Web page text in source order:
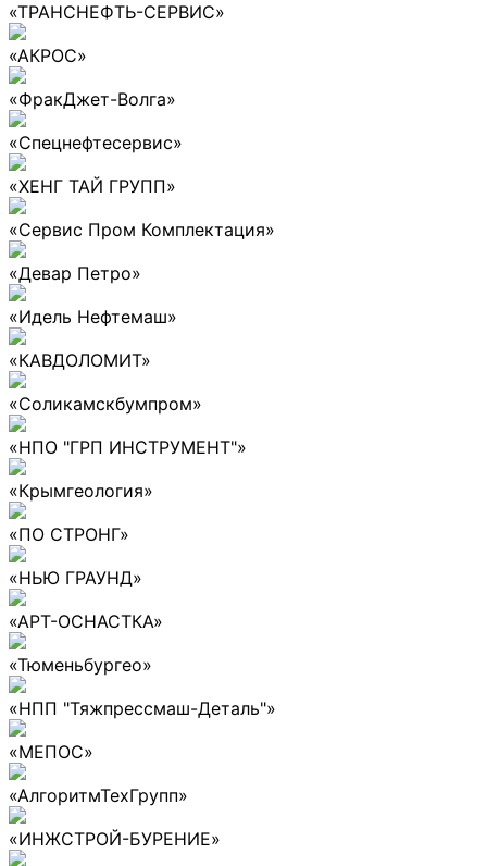
«ТРАНСНЕФТЬ-СЕРВИС»
«АКРОС»
«ФракДжет-Волга»
«Спецнефтесервис»
«ХЕНГ ТАЙ ГРУПП»
«Сервис Пром Комплектация»
«Девар Петро»
«Идель Нефтемаш»
«КАВДОЛОМИТ»
«Соликамскбумпром»
«НПО "ГРП ИНСТРУМЕНТ"»
«Крымгеология»
«ПО СТРОНГ»
«НЬЮ ГРАУНД»
«АРТ-ОСНАСТКА»
«Тюменьбургео»
«НПП "Тяжпрессмаш-Деталь"»
«МЕПОС»
«АлгоритмТехГрупп»
«ИНЖСТРОЙ-БУРЕНИЕ»